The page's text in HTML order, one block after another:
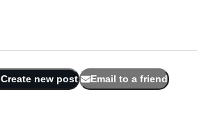
Create new post Email to a friend